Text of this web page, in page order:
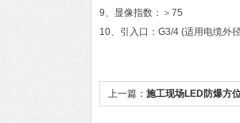
9、显像指数：＞75
10、引入口：G3/4 (适用电缆外
上一篇： 施工现场LED防爆方